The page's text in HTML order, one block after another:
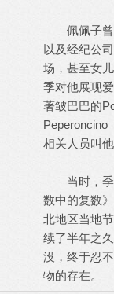
佩佩子曾
以及经纪公
场，甚至女
季对他展现
著皱巴巴的
Peperoncino
相关人员叫
当时，季
数中的复数
北地区当地
续了半年之
没，终于忍
物的存在。